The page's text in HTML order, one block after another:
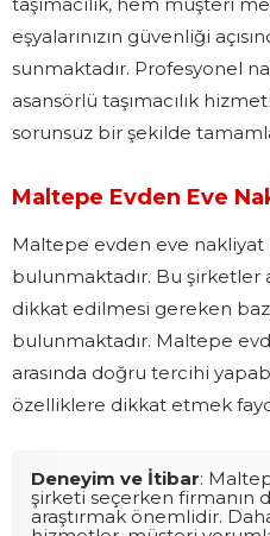
eşyalarınızın güvenliği
sunmaktadır. Profesyonel
asansörlü taşımacılık
sorunsuz bir şekilde
Maltepe Evden Eve
Maltepe evden eve
bulunmaktadır. Bu şirketler
dikkat edilmesi gereken
bulunmaktadır. Maltepe
arasında doğru tercihi
özelliklere dikkat etmek
Deneyim ve İtibar:
şirketi seçerken firmanın
araştırmak önemlidir.